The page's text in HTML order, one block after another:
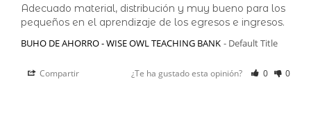
Adecuado material, distribución y muy bueno para los
BUHO DE AHORRO - WISE OWL TEACHING BANK
Default Title
Compartir ¿Te ha gustado esta opinión? 0 0